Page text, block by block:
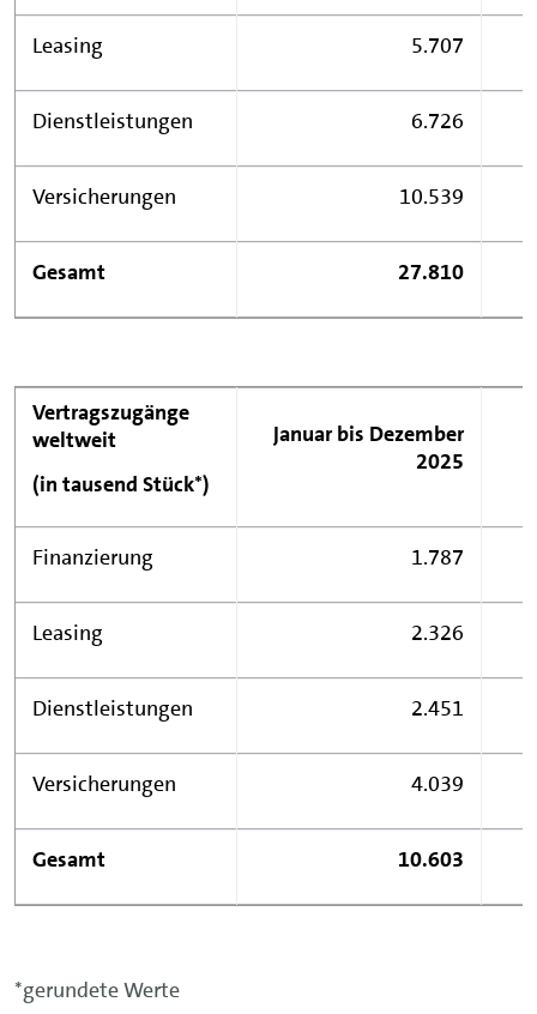
Leasing 5.707
Dienstleistungen 6.726
Versicherungen 10.539
Gesamt 27.810
Vertragszugänge
weltweit
(in tausend Stück*)
Januar bis Dezember
2025
Finanzierung 1.787
Leasing 2.326
Dienstleistungen 2.451
Versicherungen 4.039
Gesamt 10.603
*gerundete Werte